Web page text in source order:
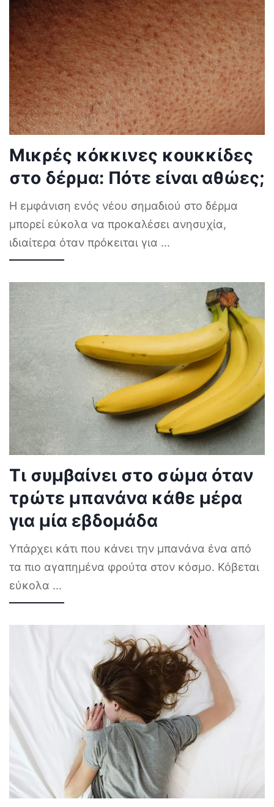
Μικρές κόκκινες κουκκίδες
στο δέρμα: Πότε είναι αθώες;
Η εμφάνιση ενός νέου σημαδιού στο δέρμα
μπορεί εύκολα να προκαλέσει ανησυχία,
ιδιαίτερα όταν πρόκειται για ...
Τι συμβαίνει στο σώμα όταν
τρώτε μπανάνα κάθε μέρα
για μία εβδομάδα
Υπάρχει κάτι που κάνει την μπανάνα ένα από
τα πιο αγαπημένα φρούτα στον κόσμο. Κόβεται
εύκολα ...